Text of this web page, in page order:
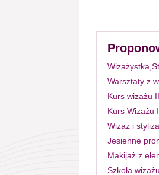
Warsztaty z
Kurs wizażu
Kurs Wizażu
Wizaż i
Jesienne
Makijaż z
Szkoła wizażu